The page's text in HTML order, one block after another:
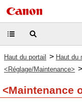
Haut du portail > Haut du
<Réglage/Maintenance> >
<Maintenance